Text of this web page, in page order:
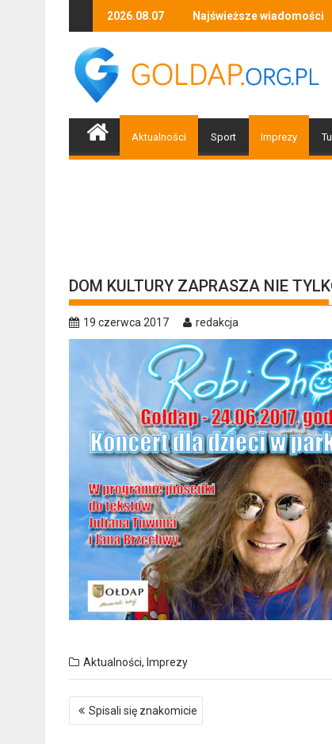
2026.08.07 Najświeższe wiadomości
tańca i niezapomnianych emocji!
Uwaga! Usuwamy drzewa uszkodzone przez Po
Aktualności Sport Imprezy
DOM KULTURY ZAPRASZA NIE
19 czerwca 2017
redakcja
Aktualności, Imprezy
Nawigacja
wpisu
Spisali się znakomicie